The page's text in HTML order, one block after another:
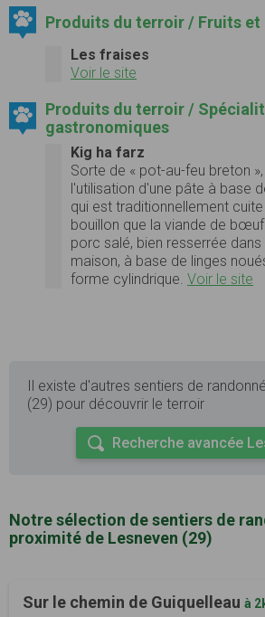
Produits du terroir / Fruits et
Les fraises
Voir le site
Produits du terroir /
gastronomiques
Kig ha farz
Sorte de « pot-au-feu breton
l'utilisation d'une pâte à base
qui est traditionnellement
bouillon que la viande de
porc salé, bien resserrée dans
maison, à base de linges
forme cylindrique. Voir le site
Il existe d'autres sentiers de
(29) pour découvrir le terroir
Recherche avancée
Notre sélection de sentiers de
proximité de Lesneven (29)
Sur le chemin de Guiquelleau à